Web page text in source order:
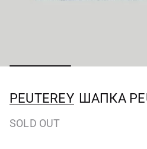
PEUTEREY ШАПКА
SOLD OUT